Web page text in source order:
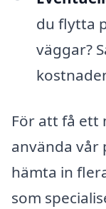
du flytta
väggar?
För att få ett
använda
hämta in
som